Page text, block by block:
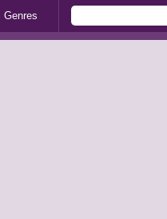
Genres